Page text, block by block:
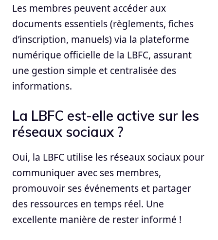
Les membres peuvent accéder aux
documents essentiels (règlements, fiches
d’inscription, manuels) via la plateforme
numérique officielle de la LBFC, assurant
une gestion simple et centralisée des
informations.
La LBFC est-elle active sur les
réseaux sociaux ?
Oui, la LBFC utilise les réseaux sociaux pour
communiquer avec ses membres,
promouvoir ses événements et partager
des ressources en temps réel. Une
excellente manière de rester informé !